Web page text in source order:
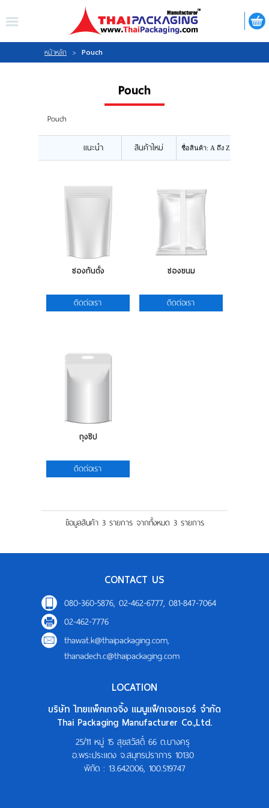
ไทย ENGLISH
LOGIN
My Wishlist
ร่วมงานกับเรา
หน้าหลัก > Pouch
Pouch
Pouch
แนะนำ สินค้าใหม่
ซองก้นตั้ง
ติดต่อเรา
ซองขนม
ติดต่อเรา
ถุงซิป
ติดต่อเรา
ข้อมูลสินค้า 3 รายการ จากทั้งหมด 3 รายการ
CONTACT US
080-360-5876, 02-462-6777, 081-847-7064
02-462-7776
thawat.k@thaipackaging.com,
thanadech.c@thaipackaging.com
LOCATION
บริษัท ไทยแพ็คเกจจิ้ง แมนูแฟ็กเจอเรอร์ จำกัด
Thai Packaging Manufacturer Co.,Ltd.
25/11 หมู่ 15 สุขสวัสดิ์ 66 ต.บางครุ
อ.พระประแดง จ.สมุทรปราการ 10130
พิกัด : 13.642006, 100.519747